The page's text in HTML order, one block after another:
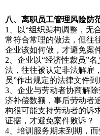
八、离职员工管理风险防
1、以“组织架构调整，无
常符合常理的做法，但往
企业该如何做，才避免案
2、企业以“经济性裁员”
法，往往被认定非法解雇
员”作出规定的法律文件到
3、企业与劳动者协商解
济补偿数额，事后劳动者
构很可能支持劳动者的诉
证据，才避免案件败诉？
4、培训服务期未到期，